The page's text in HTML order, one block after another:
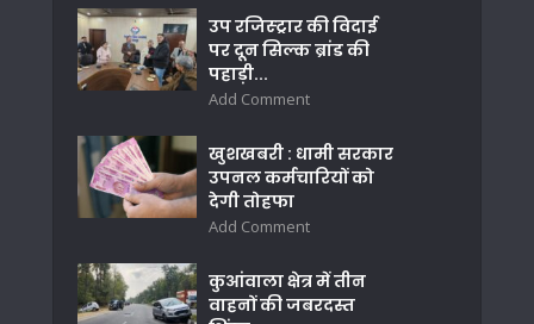
उप रजिस्ट्रार की विदाई
पर दून सिल्क ब्रांड की
पहाड़ी...
Add Comment
खुशखबरी : धामी सरकार
उपनल कर्मचारियों को
देगी तोहफा
Add Comment
कुआंवाला क्षेत्र में तीन
वाहनों की जबरदस्त